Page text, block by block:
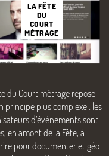
LA FÊTE
DU
COURT
MÉTRAGE
du Court métrage repose
principe plus complexe : les
d’événements sont
en amont de la Fête, à
pour documenter et géo